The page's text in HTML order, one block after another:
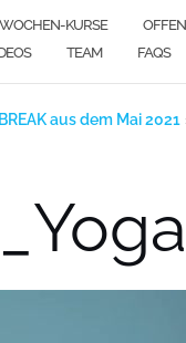
KURSE
TEAM FAQS
aus dem Mai 2021